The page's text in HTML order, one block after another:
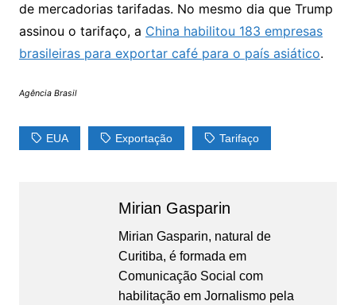
de mercadorias tarifadas. No mesmo dia que Trump
assinou o tarifaço, a China habilitou 183 empresas
brasileiras para exportar café para o país asiático.
Agência Brasil
EUA Exportação Tarifaço
Mirian Gasparin
Mirian Gasparin, natural de
Curitiba, é formada em
Comunicação Social com
habilitação em Jornalismo pela